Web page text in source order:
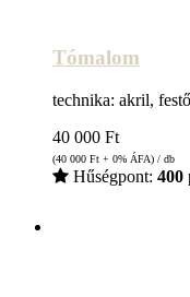
Tómalom
technika: akril,
40 000 Ft
(40 000 Ft + 0% ÁFA) / db
Hűségpont: 400